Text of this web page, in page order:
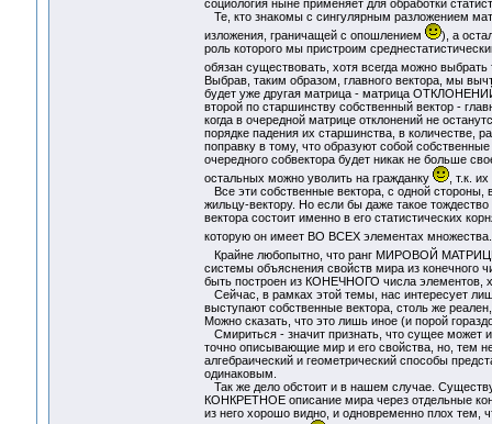
социология ныне применяет для обработки
Те, кто знакомы с сингулярным разложением
изложения, граничащей с опошлением
), а
роль которого мы пристроим
обязан существовать, хотя всегда можно
Выбрав, таким образом, главного вектора, мы
будет уже другая матрица - матрица
второй по старшинству собственный вектор -
когда в очередной матрице отклонений не
порядке падения их старшинства, в количестве,
поправку в тому, что образуют собой
очередного собвектора будет никак не больше
остальных можно уволить на гражданку
, т.к.
Все эти собственные вектора, с одной
жильцу-вектору. Но если бы даже такое
вектора состоит именно в его статистических
которую он имеет ВО ВСЕХ элементах
Крайне любопытно, что ранг МИРОВОЙ
системы объяснения свойств мира из
быть построен из КОНЕЧНОГО числа элементов,
Сейчас, в рамках этой темы, нас интересует
выступают собственные вектора, столь же
Можно сказать, что это лишь иное (и порой
Смириться - значит признать, что сущее может
точно описывающие мир и его свойства, но, тем
алгебраический и геометрический способы
одинаковым.
Так же дело обстоит и в нашем случае.
КОНКРЕТНОЕ описание мира через отдельные
из него хорошо видно, и одновременно плох тем,